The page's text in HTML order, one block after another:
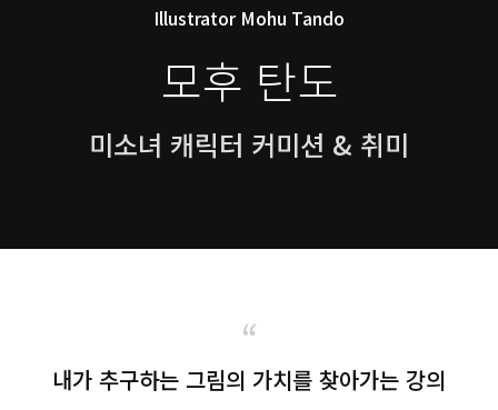
Illustrator Mohu Tando
모후 탄도
미소녀 캐릭터 커미션 & 취미
“
내가 추구하는 그림의 가치를 찾아가는 강의